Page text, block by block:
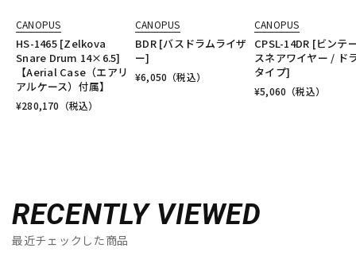
CANOPUS
HS-1465 [Zelkova
Snare Drum 14×6.5]
【Aerial Case（エアリ
アルケース）付属】
¥280,170 （税込）
CANOPUS
BDR [バスドラムライザ
ー]
¥6,050 （税込）
CANOPUS
CPSL-14DR [ビンテ
スネアワイヤー / ド
タイプ]
¥5,060 （税込）
RECENTLY VIEWED
最近チェックした商品